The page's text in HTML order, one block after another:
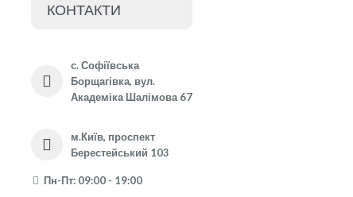
КОНТАКТИ
с. Софіївська
Борщагівка, вул.
Академіка Шалімова 67
м.Київ, проспект
Берестейський 103
Пн-Пт: 09:00 - 19:00